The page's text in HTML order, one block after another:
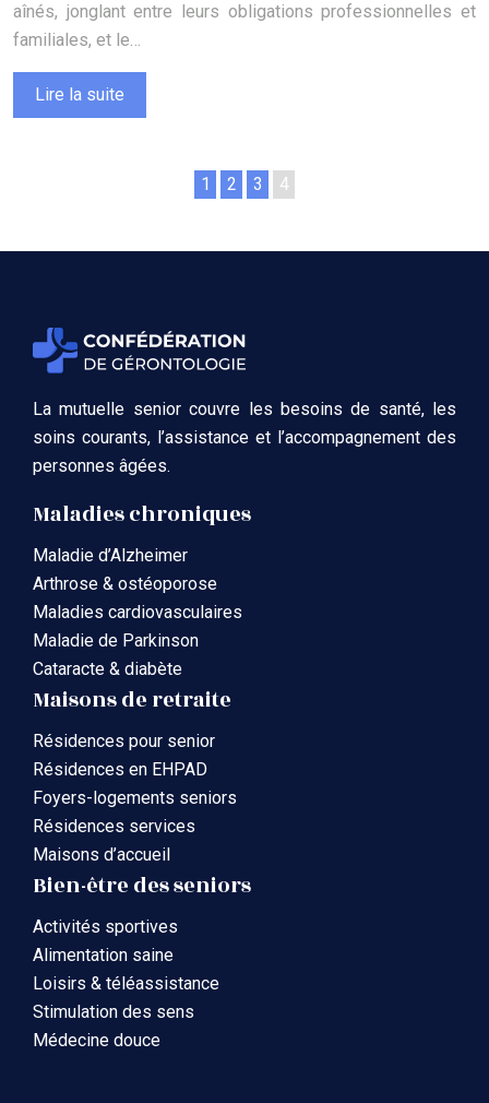
aînés, jonglant entre leurs obligations professionnelles et
familiales, et le…
Lire la suite
1 2 3 4
La mutuelle senior couvre les besoins de santé, les
soins courants, l’assistance et l’accompagnement des
personnes âgées.
Maladies chroniques
Maladie d’Alzheimer
Arthrose & ostéoporose
Maladies cardiovasculaires
Maladie de Parkinson
Cataracte & diabète
Maisons de retraite
Résidences pour senior
Résidences en EHPAD
Foyers-logements seniors
Résidences services
Maisons d’accueil
Bien-être des seniors
Activités sportives
Alimentation saine
Loisirs & téléassistance
Stimulation des sens
Médecine douce